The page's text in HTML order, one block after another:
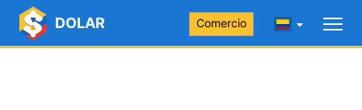
DOLAR Comercio